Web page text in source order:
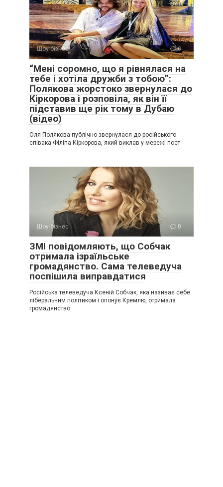
Шоу-бізнес 0
“Мені соромно, що я рівнялася на
тебе і хотіла дружби з тобою”:
Полякова жорстоко звернулася до
Кіркорова і розповіла, як він її
підставив ще рік тому в Дубаю
(відео)
Оля Полякова публічно звернулася до російського
співака Філіпа Кіркорова, який виклав у мережі пост
Шоу-бізнес 0
ЗМІ повідомляють, що Собчак
отримала ізраїльське
громадянство. Сама телеведуча
поспішила виправдатися
Російська телеведуча Ксеній Собчак, яка називає себе
ліберальним політиком і опонує Кремлю, отримала
громадянство